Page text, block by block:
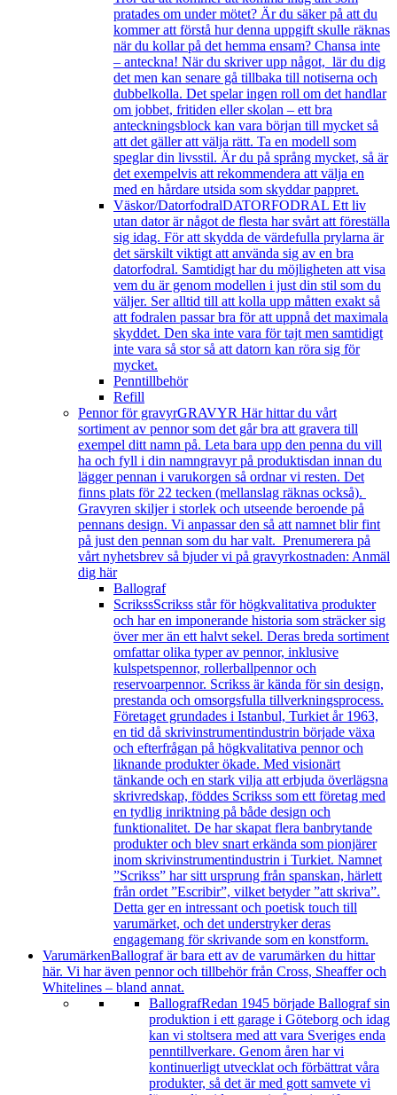
pratades om under mötet? Är du säker på att du
kommer att förstå hur denna uppgift skulle räknas
när du kollar på det hemma ensam? Chansa inte
– anteckna! När du skriver upp något, lär du dig
det men kan senare gå tillbaka till notiserna och
dubbelkolla. Det spelar ingen roll om det handlar
om jobbet, fritiden eller skolan – ett bra
anteckningsblock kan vara början till mycket så
att det gäller att välja rätt. Ta en modell som
speglar din livsstil. Är du på språng mycket, så är
det exempelvis att rekommendera att välja en
med en hårdare utsida som skyddar pappret.
Väskor/DatorfodralDATORFODRAL Ett liv
utan dator är något de flesta har svårt att föreställa
sig idag. För att skydda de värdefulla prylarna är
det särskilt viktigt att använda sig av en bra
datorfodral. Samtidigt har du möjligheten att visa
vem du är genom modellen i just din stil som du
väljer. Ser alltid till att kolla upp måtten exakt så
att fodralen passar bra för att uppnå det maximala
skyddet. Den ska inte vara för tajt men samtidigt
inte vara så stor så att datorn kan röra sig för
mycket.
Penntillbehör
Refill
Pennor för gravyrGRAVYR Här hittar du vårt
sortiment av pennor som det går bra att gravera till
exempel ditt namn på. Leta bara upp den penna du vill
ha och fyll i din namngravyr på produktisdan innan du
lägger pennan i varukorgen så ordnar vi resten. Det
finns plats för 22 tecken (mellanslag räknas också).
Gravyren skiljer i storlek och utseende beroende på
pennans design. Vi anpassar den så att namnet blir fint
på just den pennan som du har valt. Prenumerera på
vårt nyhetsbrev så bjuder vi på gravyrkostnaden: Anmäl
dig här
Ballograf
ScrikssScrikss står för högkvalitativa produkter
och har en imponerande historia som sträcker sig
över mer än ett halvt sekel. Deras breda sortiment
omfattar olika typer av pennor, inklusive
kulspetspennor, rollerballpennor och
reservoarpennor. Scrikss är kända för sin design,
prestanda och omsorgsfulla tillverkningsprocess.
Företaget grundades i Istanbul, Turkiet år 1963,
en tid då skrivinstrumentindustrin började växa
och efterfrågan på högkvalitativa pennor och
liknande produkter ökade. Med visionärt
tänkande och en stark vilja att erbjuda överlägsna
skrivredskap, föddes Scrikss som ett företag med
en tydlig inriktning på både design och
funktionalitet. De har skapat flera banbrytande
produkter och blev snart erkända som pionjärer
inom skrivinstrumentindustrin i Turkiet. Namnet
”Scrikss” har sitt ursprung från spanskan, härlett
från ordet ”Escribir”, vilket betyder ”att skriva”.
Detta ger en intressant och poetisk touch till
varumärket, och det understryker deras
engagemang för skrivande som en konstform.
VarumärkenBallograf är bara ett av de varumärken du hittar
här. Vi har även pennor och tillbehör från Cross, Sheaffer och
Whitelines – bland annat.
BallografRedan 1945 började Ballograf sin
produktion i ett garage i Göteborg och idag
kan vi stoltsera med att vara Sveriges enda
penntillverkare. Genom åren har vi
kontinuerligt utvecklat och förbättrat våra
produkter, så det är med gott samvete vi